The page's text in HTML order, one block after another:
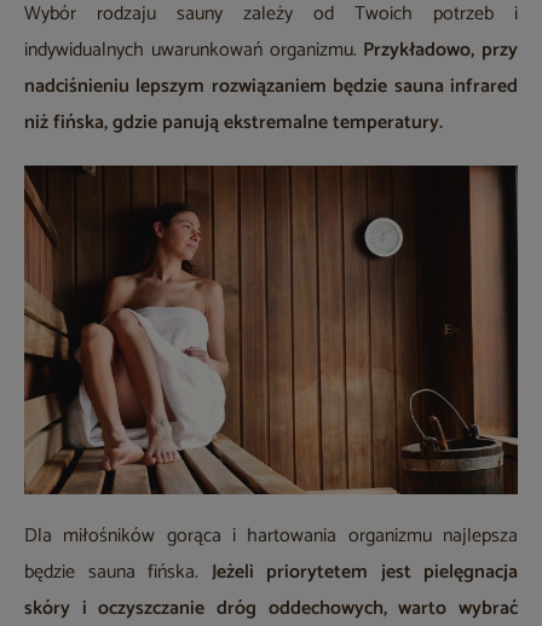
Wybór rodzaju sauny zależy od Twoich potrzeb i
indywidualnych uwarunkowań organizmu. Przykładowo, przy
nadciśnieniu lepszym rozwiązaniem będzie sauna infrared
niż fińska, gdzie panują ekstremalne temperatury.
Dla miłośników gorąca i hartowania organizmu najlepsza
będzie sauna fińska. Jeżeli priorytetem jest pielęgnacja
skóry i oczyszczanie dróg oddechowych, warto wybrać